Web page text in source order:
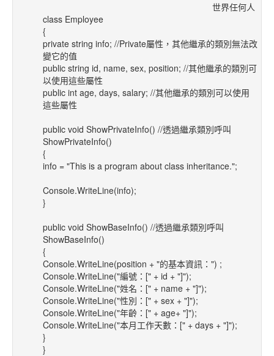
世界任何人
class Employee
{
private string info; //Private屬性，其他繼承的類別無法改
變它的值
public string id, name, sex, position; //其他繼承的類別可
以使用這些屬性
public int age, days, salary; //其他繼承的類別可以使用
這些屬性
public void ShowPrivateInfo() //透過繼承類別呼叫
ShowPrivateInfo()
{
info = "This is a program about class inheritance.";
Console.WriteLine(info);
}
public void ShowBaseInfo() //透過繼承類別呼叫
ShowBaseInfo()
{
Console.WriteLine(position + "的基本資訊：") ;
Console.WriteLine("編號：[" + id + "]");
Console.WriteLine("姓名：[" + name + "]");
Console.WriteLine("性別：[" + sex + "]");
Console.WriteLine("年齡：[" + age+ "]");
Console.WriteLine("本月工作天數：[" + days + "]");
}
}